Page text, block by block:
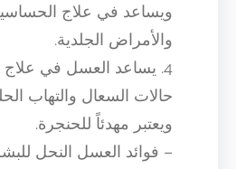
ويساعد في علاج
والأمراض الجلدية.
4. يساعد العسل في علاج
حالات السعال والتهاب
ويعتبر مهدئاً للحنجرة.
– فوائد العسل النحل